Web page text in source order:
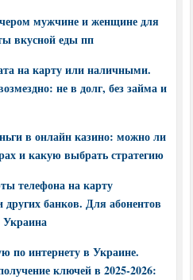
мужчине и женщине для
вкусной еды пп
на карту или наличными.
не в долг, без займа и
в онлайн казино: можно ли
и какую выбрать стратегию
телефона на карту
банков. Для абонентов
по интернету в Украине.
ключей в 2025-2026: